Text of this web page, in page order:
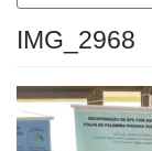
IMG_2968